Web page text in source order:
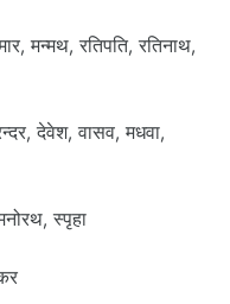
मन्मथ, रतिपति, रतिनाथ,
देवेश, वासव, मधवा,
स्पृहा